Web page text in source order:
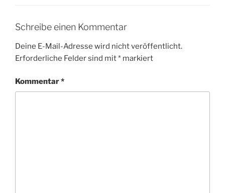
Schreibe einen Kommentar
Deine E-Mail-Adresse wird nicht veröffentlicht.
Erforderliche Felder sind mit* markiert
Kommentar*